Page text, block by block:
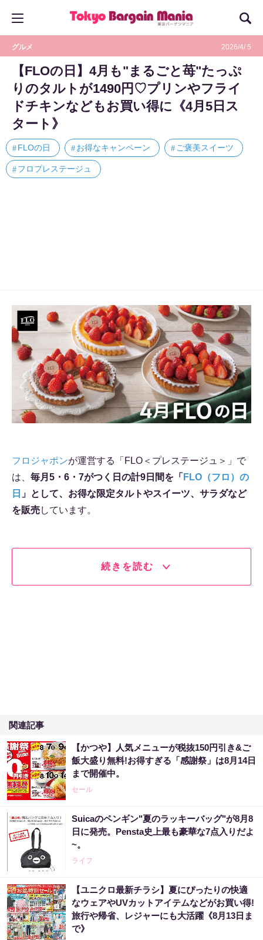
グルメ 2026/4/ 5
【FLOの日】4月も"まるごと苺"たっぷ
りのタルトが1490円♡プリンやフライ
ドチキンなどもお買い得に《4月5日ス
タート》
FLOの日 お得なキャンペーン ご褒美スイーツ
フロプレステージュ
フロジャポンが運営する「FLO＜プレステージュ＞」で
は、 毎月5・6・7がつく日の計9日間を「 FLO（フロ）の
日 」として、お得な限定タルトやスイーツ、サラダなど
を販売しています。
続きを読む
関連記事
【かつや】人気メニューが税抜150円引き&ご
飯大盛り無料!お得すぎる「感謝祭」は8月14日
まで開催中。
セール
Suicaのペンギン"夏のラッキーバッグ"が8月8
日に発売。Pensta史上最も豪華な7点入りだよ
~。
ライフ
【ユニクロ最新チラシ】夏にぴったりの快適
なウェアやUVカットアイテムなどがお買い得!
旅行や帰省、レジャーにも大活躍《8月13日ま
で》